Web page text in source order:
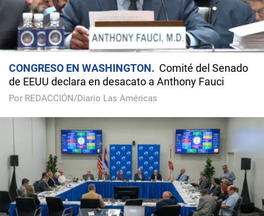
CONGRESO EN WASHINGTON
Comité del Senado
de EEUU declara en desacato a Anthony Fauci
Por REDACCIÓN/Diario Las Américas